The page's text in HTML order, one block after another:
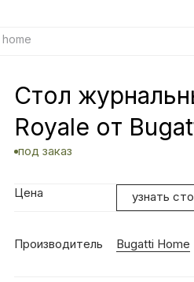
Стол
Royale от
под заказ
Цена узнать
Производитель Bugatti Home